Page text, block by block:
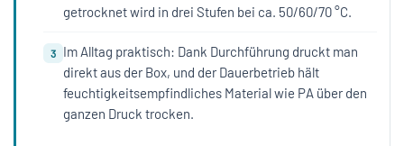
getrocknet wird in drei Stufen bei ca. 50/60/70 °C.
3
Im Alltag praktisch: Dank Durchführung druckt man
direkt aus der Box, und der Dauerbetrieb hält
feuchtigkeitsempfindliches Material wie PA über den
ganzen Druck trocken.